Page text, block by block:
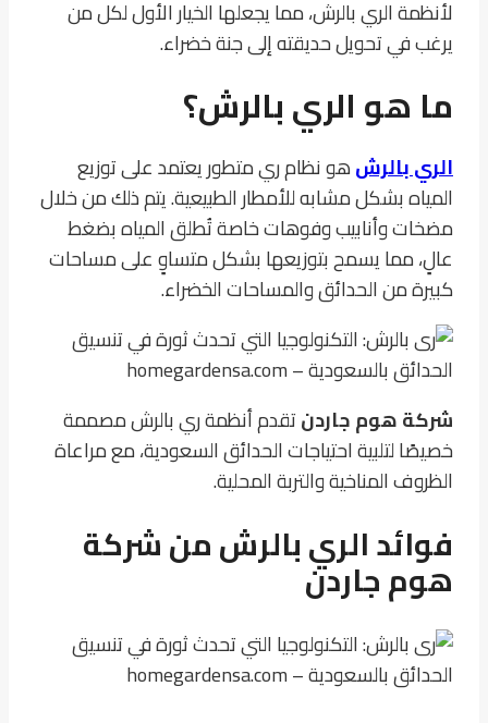
لأنظمة الري بالرش، مما يجعلها الخيار الأول لكل من
يرغب في تحويل حديقته إلى جنة خضراء.
ما هو الري بالرش؟
الري بالرشهو نظام ري متطور يعتمد على توزيع
المياه بشكل مشابه للأمطار الطبيعية. يتم ذلك من خلال
مضخات وأنابيب وفوهات خاصة تُطلق المياه بضغط
عالٍ، مما يسمح بتوزيعها بشكل متساوٍ على مساحات
كبيرة من الحدائق والمساحات الخضراء.
شركة هوم جاردنتقدم أنظمة ري بالرش مصممة
خصيصًا لتلبية احتياجات الحدائق السعودية، مع مراعاة
الظروف المناخية والتربة المحلية.
فوائد الري بالرش من شركة
هوم جاردن